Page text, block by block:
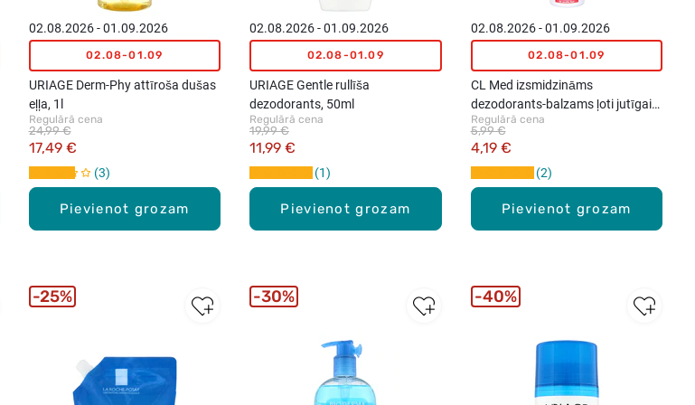
Pievienot grozam
02.08.2026 - 01.09.2026
02.08-01.09
URIAGE Derm-Phy attīroša dušas
eļļa, 1l
Regulārā cena
17,49 €
24,99 €
3
Pievienot grozam
02.08.2026 - 01.09.2026
02.08-01.09
URIAGE Gentle rullīša
dezodorants, 50ml
Regulārā cena
11,99 €
19,99 €
1
Pievienot grozam
02.08.2026 - 01.09.2026
02.08-01.09
CL Med izsmidzināms
dezodorants-balzams ļoti jutīgai
ādai, 150ml
Regulārā cena
4,19 €
5,99 €
2
25% 30% 40%